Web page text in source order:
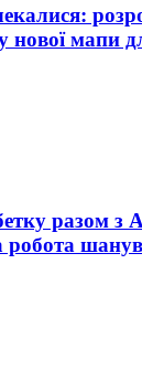
нової мапи
разом з
робота